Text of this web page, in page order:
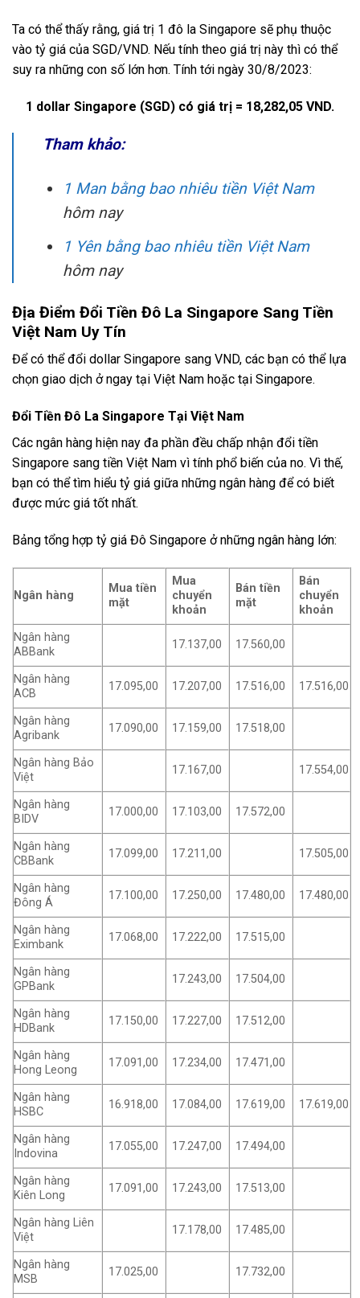
Ta có thể thấy rằng, giá trị 1 đô la Singapore sẽ phụ thuộc
vào tỷ giá của SGD/VND. Nếu tính theo giá trị này thì có thể
suy ra những con số lớn hơn. Tính tới ngày 30/8/2023:
1 dollar Singapore (SGD) có giá trị = 18,282,05 VND.
Tham khảo:
1 Man bằng bao nhiêu tiền Việt Nam
hôm nay
1 Yên bằng bao nhiêu tiền Việt Nam
hôm nay
Địa Điểm Đổi Tiền Đô La Singapore Sang Tiền
Việt Nam Uy Tín
Để có thể đổi dollar Singapore sang VND, các bạn có thể lựa
chọn giao dịch ở ngay tại Việt Nam hoặc tại Singapore.
Đổi Tiền Đô La Singapore Tại Việt Nam
Các ngân hàng hiện nay đa phần đều chấp nhận đổi tiền
Singapore sang tiền Việt Nam vì tính phổ biến của no. Vì thế,
bạn có thể tìm hiểu tỷ giá giữa những ngân hàng để có biết
được mức giá tốt nhất.
Bảng tổng hợp tỷ giá Đô Singapore ở những ngân hàng lớn:
Ngân hàng
Mua tiền
mặt
Mua
chuyển
khoản
Bán tiền
mặt
Bán
chuyển
khoản
Ngân hàng
ABBank
17.137,00 17.560,00
Ngân hàng
ACB
17.095,00 17.207,00 17.516,00 17.516,00
Ngân hàng
Agribank
17.090,00 17.159,00 17.518,00
Ngân hàng Bảo
Việt
17.167,00 17.554,00
Ngân hàng
BIDV
17.000,00 17.103,00 17.572,00
Ngân hàng
CBBank
17.099,00 17.211,00 17.505,00
Ngân hàng
Đông Á
17.100,00 17.250,00 17.480,00 17.480,00
Ngân hàng
Eximbank
17.068,00 17.222,00 17.515,00
Ngân hàng
GPBank
17.243,00 17.504,00
Ngân hàng
HDBank
17.150,00 17.227,00 17.512,00
Ngân hàng
Hong Leong
17.091,00 17.234,00 17.471,00
Ngân hàng
HSBC
16.918,00 17.084,00 17.619,00 17.619,00
Ngân hàng
Indovina
17.055,00 17.247,00 17.494,00
Ngân hàng
Kiên Long
17.091,00 17.243,00 17.513,00
Ngân hàng Liên
Việt
17.178,00 17.485,00
Ngân hàng
MSB
17.025,00 17.732,00